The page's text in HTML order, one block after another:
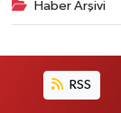
Haber Arşivi
RSS